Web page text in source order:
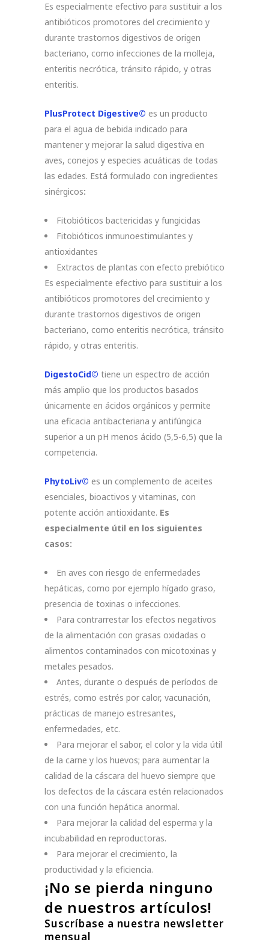
Es especialmente efectivo para sustituir a los
antibióticos promotores del crecimiento y
durante trastornos digestivos de origen
bacteriano, como infecciones de la molleja,
enteritis necrótica, tránsito rápido, y otras
enteritis.
PlusProtect Digestive© es un producto
para el agua de bebida indicado para
mantener y mejorar la salud digestiva en
aves, conejos y especies acuáticas de todas
las edades. Está formulado con ingredientes
sinérgicos:
Fitobióticos bactericidas y fungicidas
Fitobióticos inmunoestimulantes y
antioxidantes
Extractos de plantas con efecto prebiótico
Es especialmente efectivo para sustituir a los
antibióticos promotores del crecimiento y
durante trastornos digestivos de origen
bacteriano, como enteritis necrótica, tránsito
rápido, y otras enteritis.
DigestoCid© tiene un espectro de acción
más amplio que los productos basados
únicamente en ácidos orgánicos y permite
una eficacia antibacteriana y antifúngica
superior a un pH menos ácido (5,5-6,5) que la
competencia.
PhytoLiv© es un complemento de aceites
esenciales, bioactivos y vitaminas, con
potente acción antioxidante. Es
especialmente útil en los siguientes
casos:
En aves con riesgo de enfermedades
hepáticas, como por ejemplo hígado graso,
presencia de toxinas o infecciones.
Para contrarrestar los efectos negativos
de la alimentación con grasas oxidadas o
alimentos contaminados con micotoxinas y
metales pesados.
Antes, durante o después de períodos de
estrés, como estrés por calor, vacunación,
prácticas de manejo estresantes,
enfermedades, etc.
Para mejorar el sabor, el color y la vida útil
de la carne y los huevos; para aumentar la
calidad de la cáscara del huevo siempre que
los defectos de la cáscara estén relacionados
con una función hepática anormal.
Para mejorar la calidad del esperma y la
incubabilidad en reproductoras.
Para mejorar el crecimiento, la
productividad y la eficiencia.
¡No se pierda ninguno
de nuestros artículos!
Suscríbase a nuestra newsletter
mensual